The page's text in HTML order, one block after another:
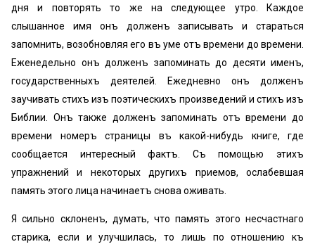
дня и повторять то же на следующее утро. Каждое
слышанное имя онъ долженъ записывать и стараться
запомнить, возобновляя его въ уме отъ времени до времени.
Еженедельно онъ долженъ запоминать до десяти именъ,
государственныхъ деятелей. Ежедневно онъ долженъ
заучивать стихъ изъ поэтическихъ произведений и стихъ изъ
Библии. Онъ также долженъ запоминать отъ времени до
времени номеръ страницы въ какой-нибудь книге, где
сообщается интересный фактъ. Съ помощью этихъ
упражнений и некоторых другихъ npиемов, ослабевшая
память этого лица начинаетъ снова оживать.
Я сильно склоненъ, думать, что память этого несчастнаго
старика, если и улучшилась, то лишь по отношению къ